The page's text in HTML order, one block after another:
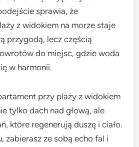
sprawia, że
z widokiem na morze staje
przygodą, lecz częścią
do miejsc, gdzie woda
w harmonii.
przy plaży z widokiem
tylko dach nad głową, ale
które regenerują duszę i ciało.
zabierasz ze sobą echo fal i